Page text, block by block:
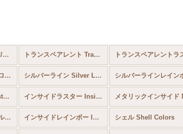
マツノビーズ 丸小（12/0）Matsuno seed beads (全商品) トランスペアレント Transparent
トランスペアレントフロストAB Frosted AB Colors シルバーライン Silver Lined
フロストルミナス Frosted Luminous インサイドラスター Inside Colors Lustered
ダイド＆コーテッドシルバー Dyed Colors ＆ Coated Silver Colors インサイドレインボー Inside Colors Rainbow シェル Shell Colors